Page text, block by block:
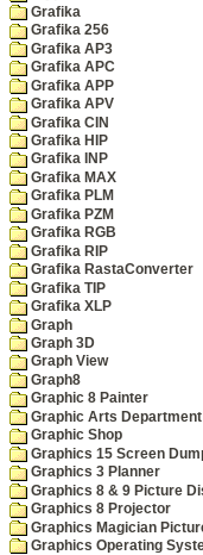
Grafika
Grafika 256
Grafika AP3
Grafika APC
Grafika APP
Grafika APV
Grafika CIN
Grafika HIP
Grafika INP
Grafika MAX
Grafika PLM
Grafika PZM
Grafika RGB
Grafika RIP
Grafika RastaConverter
Grafika TIP
Grafika XLP
Graph
Graph 3D
Graph View
Graph8
Graphic 8 Painter
Graphic Arts Department
Graphic Shop
Graphics 15 Screen
Graphics 3 Planner
Graphics 8 & 9 Picture
Graphics 8 Projector
Graphics Magician
Graphics Operating